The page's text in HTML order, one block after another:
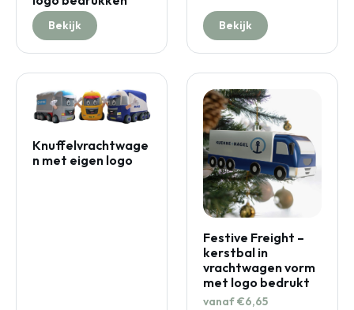
Bekijk Bekijk
Knuffelvrachtwage
n met eigen logo
Festive Freight –
kerstbal in
vrachtwagen vorm
met logo bedrukt
vanaf €6,65